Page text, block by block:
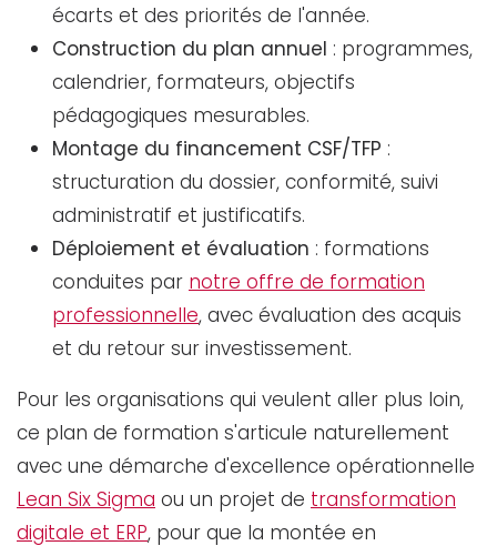
écarts et des priorités de l'année.
Construction du plan annuel : programmes,
calendrier, formateurs, objectifs
pédagogiques mesurables.
Montage du financement CSF/TFP :
structuration du dossier, conformité, suivi
administratif et justificatifs.
Déploiement et évaluation : formations
conduites par notre offre de formation
professionnelle, avec évaluation des acquis
et du retour sur investissement.
Pour les organisations qui veulent aller plus loin,
ce plan de formation s'articule naturellement
avec une démarche d'excellence opérationnelle
Lean Six Sigma ou un projet de transformation
digitale et ERP, pour que la montée en